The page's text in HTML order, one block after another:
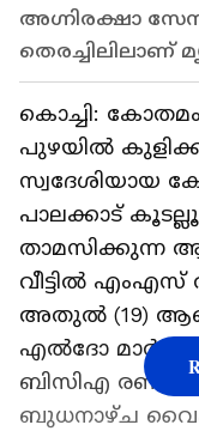
അഗ്നിരക്ഷാ
കൊച്ചി:
പുഴയിൽ
സ്വദേശിയായ
പാലക്കാട്
താമസിക്കുന്ന
വീട്ടിൽ
അതുൽ (19) ആണ്
എൽദോ മാർ
ബിസിഎ രണ്ടാം
ബുധനാഴ്ച